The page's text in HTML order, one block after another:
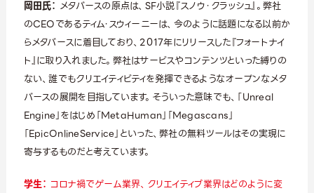
岡田氏： メタバースの原点は、SF小説『スノウ・クラッシュ』。弊社
のCEOであるティム・スウィーニーは、今のように話題になる以前か
らメタバースに着目しており、2017年にリリースした『フォートナイ
ト』に取り入れました。弊社はサービスやコンテンツといった縛りの
ない、誰でもクリエイティビティを発揮できるようなオープンなメタ
バースの展開を目指しています。そういった意味でも、「Unreal
Engine」をはじめ「MetaHuman」「Megascans」
「EpicOnlineService」といった、弊社の無料ツールはその実現に
寄与するものだと考えています。
学生： コロナ禍でゲーム業界、クリエイティブ業界はどのように変